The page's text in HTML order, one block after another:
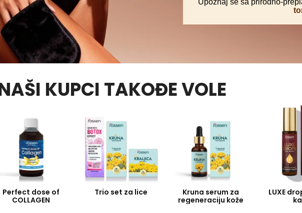
Upoznaj se sa prirodno-
KUPCI TAKOĐE VOLE
Perfect dose of
COLLAGEN
Trio set za lice
Kruna serum za
regeneraciju kože
LUXE